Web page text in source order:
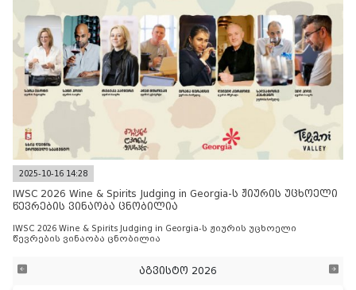
2025-10-16 14:28
IWSC 2026 Wine & Spirits Judging in Georgia-ს ჟიურის უცხოელი
წევრების ვინაობა ცნობილია
IWSC 2026 Wine & Spirits Judging in Georgia-ს ჟიურის უცხოელი
წევრების ვინაობა ცნობილია
აგვისტო 2026